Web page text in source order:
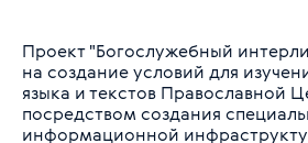
Проект "Богослужебный
на создание условий для
языка и текстов Православной
посредством создания
информационной